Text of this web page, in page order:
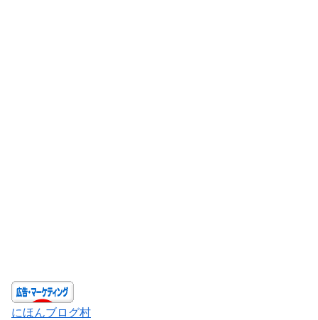
にほんブログ村